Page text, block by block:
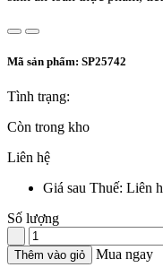
Mã sản phẩm: SP25742
Tình trạng:
Còn trong kho
Liên hệ
Giá sau Thuế: Liên
Số lượng
Thêm vào giỏ Mua ngay